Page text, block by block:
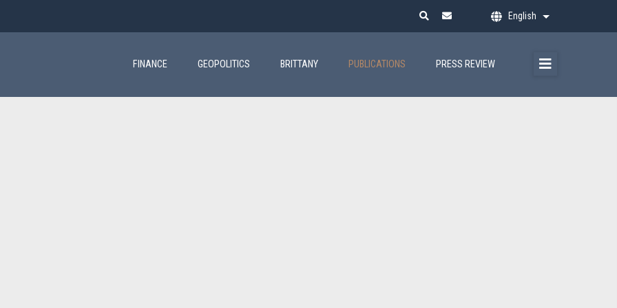
English List additional
navigation
FINANCE GEOPOLITICS BRITTANY PUBLICATIONS PRESS REVIEW